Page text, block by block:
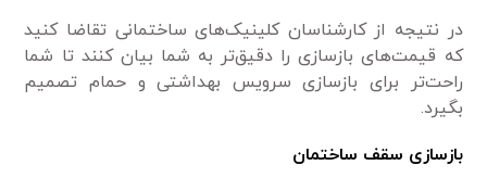
در نتیجه از کارشناسان کلینیک‌های ساختمانی تقاضا کنید
که قیمت‌های بازسازی را دقیق‌تر به شما بیان کنند تا شما
راحت‌تر برای بازسازی سرویس بهداشتی و حمام تصمیم
بگیرد.
بازسازی سقف ساختمان